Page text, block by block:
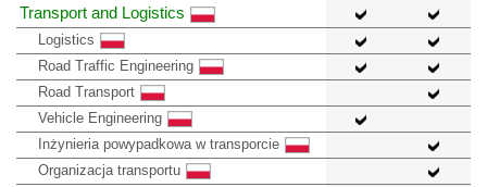
Transport and Logistics
Logistics
Road Traffic Engineering
Road Transport
Vehicle Engineering
Inżynieria powypadkowa w transporcie
Organizacja transportu